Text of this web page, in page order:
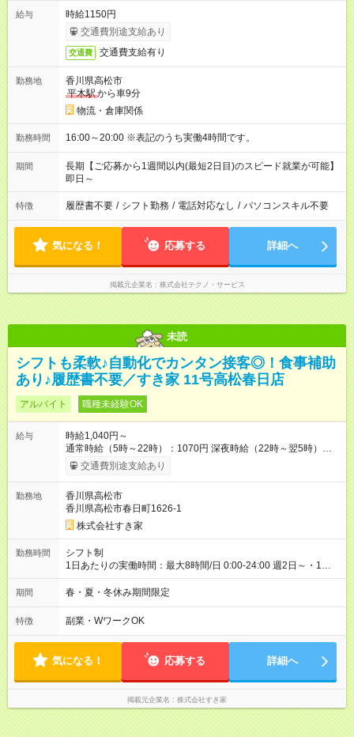
給与
時給1150円
交通費別途支給あり
交通費 交通費支給有り
勤務地
香川県高松市
平木駅から車9分
物流・倉庫関係
勤務時間 16:00～20:00 ※表記のうち実働4時間です。
期間
長期【ご応募から1週間以内(最短2日目)のスピード就業が可能】
即日～
特徴 履歴書不要 / シフト勤務 / 電話対応なし / パソコンスキル不要
気になる！ 応募する 詳細へ
掲載元企業名 株式会社テクノ・サービス
未読
シフトも柔軟♪自動化でカンタン接客◎！食事補助
あり♪履歴書不要／すき家 11号高松春日店
アルバイト 職種未経験OK
給与
時給1,040円～
通常時給（5時～22時）：1070円 深夜時給（22時～翌5時）：
1338円 高校生時給：1040円 【特別手当】早朝手当（5：00-9：
00）時給+150円 【試用期間】試用期間あり 試用期間の長さ：1
30日（※条件変更なし）ですが、切り上げで一ヶ月とさせてい
ただきます。 研修制度あり：15時間(研修中も同時給）
交通費別途支給あり
勤務地
香川県高松市
香川県高松市春日町1626-1
株式会社すき家
勤務時間
シフト制
1日あたりの実働時間：最大8時間/日 0:00-24:00 週2日～・1日
2h～OK ＜シフト例＞ 〇朝帯 5:00-9:00 〇昼帯 9:00-14:00 〇午
後帯 14:00-18:00 〇夜帯 18:00-22:00 〇深夜帯 22:00-翌5:00 基
ます♪
期間 春・夏・冬休み期間限定
特徴 副業・WワークOK
気になる！ 応募する 詳細へ
掲載元企業名 株式会社すき家